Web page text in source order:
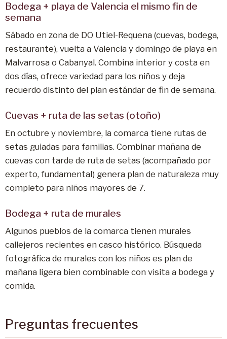
Bodega + playa de Valencia el mismo fin de
semana
Sábado en zona de DO Utiel-Requena (cuevas, bodega,
restaurante), vuelta a Valencia y domingo de playa en
Malvarrosa o Cabanyal. Combina interior y costa en
dos días, ofrece variedad para los niños y deja
recuerdo distinto del plan estándar de fin de semana.
Cuevas + ruta de las setas (otoño)
En octubre y noviembre, la comarca tiene rutas de
setas guiadas para familias. Combinar mañana de
cuevas con tarde de ruta de setas (acompañado por
experto, fundamental) genera plan de naturaleza muy
completo para niños mayores de 7.
Bodega + ruta de murales
Algunos pueblos de la comarca tienen murales
callejeros recientes en casco histórico. Búsqueda
fotográfica de murales con los niños es plan de
mañana ligera bien combinable con visita a bodega y
comida.
Preguntas frecuentes